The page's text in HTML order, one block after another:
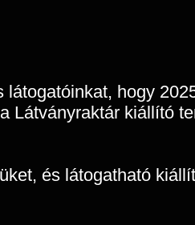
látogatóinkat, hogy
Látványraktár kiállító
és látogatható